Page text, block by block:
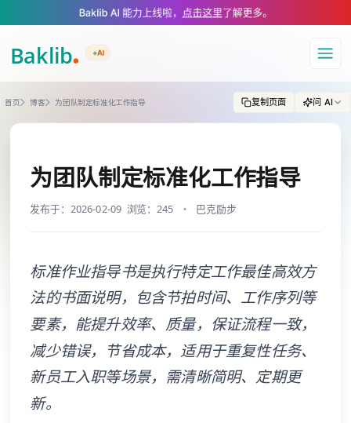
A Markdown version of this page is available at https://
Baklib AI 能力上线啦， 点击这里了解更多。
+AI
导航
首页 博客 为团队制定标准化工作指导 复制页面 问 AI
为团队制定标准化工作指导
发布于：2026-02-09 浏览：245 巴克励步
标准作业指导书是执行特定工作最佳高效方
法的书面说明，包含节拍时间、工作序列等
要素，能提升效率、质量，保证流程一致，
减少错误，节省成本，适用于重复性任务、
新员工入职等场景，需清晰简明、定期更
新。